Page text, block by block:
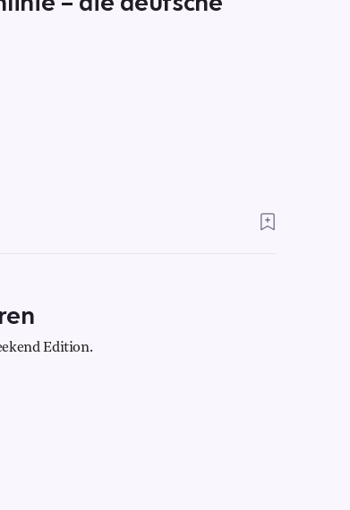
Edition.